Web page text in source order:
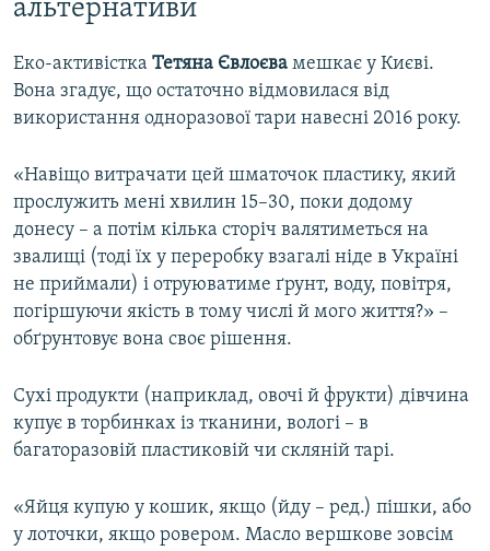
альтернативи
Еко-активістка Тетяна Євлоєва мешкає у Києві.
Вона згадує, що остаточно відмовилася від
використання одноразової тари навесні 2016 року.
«Навіщо витрачати цей шматочок пластику, який
прослужить мені хвилин 15–30, поки додому
донесу – а потім кілька сторіч валятиметься на
звалищі (тоді їх у переробку взагалі ніде в Україні
не приймали) і отруюватиме ґрунт, воду, повітря,
погіршуючи якість в тому числі й мого життя?» –
обґрунтовує вона своє рішення.
Сухі продукти (наприклад, овочі й фрукти) дівчина
купує в торбинках із тканини, вологі – в
багаторазовій пластиковій чи скляній тарі.
«Яйця купую у кошик, якщо (йду – ред.) пішки, або
у лоточки, якщо ровером. Масло вершкове зовсім